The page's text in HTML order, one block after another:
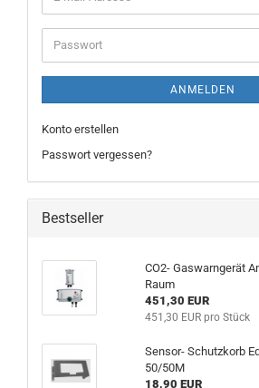
Mail-
Adresse
Passwort
ANMELDEN
Konto erstellen
Passwort vergessen?
Bestseller
CO2- Gaswarngerät
Raum
451,30 EUR
451,30 EUR pro Stück
Sensor- Schutzkorb
50/50M
18,90 EUR